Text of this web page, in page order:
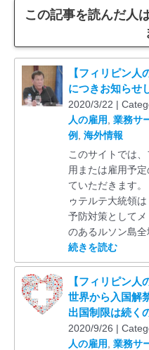
この記事を読んだ人
【フィリピン
につきお知らせ
2020/3/22 |
人の雇用
業務サ
例
海外情報
このサイトでは
用または雇用予
ていただきます
ゥテルテ大統領
予防対策として
のあるルソン島全
続きを読む
【フィリピン人
世界から入国解
出国制限は続く
2020/9/26 |
人の雇用
業務サ